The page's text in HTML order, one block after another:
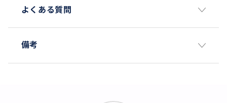
ニンビン名物のランチ
景勝地「陸のハロン」で知られるニンビン（Ninh Bin
h）省の名物といえば、岩山で飼われているヤギの料理
よくある質問
備考